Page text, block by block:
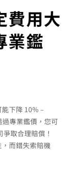
費用大
業鑑
下降 10% –
專業鑑價，您可
取合理賠償！
而錯失索賠機